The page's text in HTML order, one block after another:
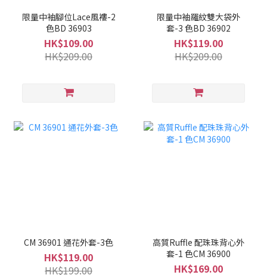
限量中袖腳位Lace風褸-2
色BD 36903
HK$109.00
HK$209.00
限量中袖羅紋雙大袋外
套-3 色BD 36902
HK$119.00
HK$209.00
CM 36901 通花外套-3色
HK$119.00
HK$199.00
高質Ruffle 配珠珠背心外
套-1 色CM 36900
HK$169.00